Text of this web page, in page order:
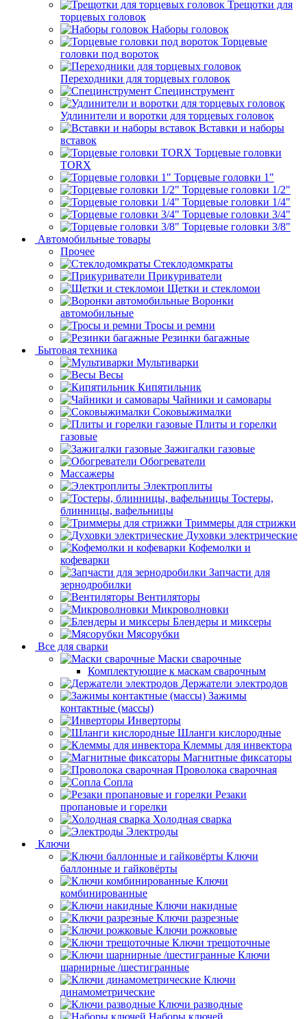
Трещотки для
торцевых головок
Наборы головок
Торцевые
головки под вороток
Переходники для торцевых головок
Специнструмент
Удлинители и воротки для торцевых головок
Вставки и наборы
вставок
Торцевые головки
TORX
Торцевые головки 1"
Торцевые головки 1/2"
Торцевые головки 1/4"
Торцевые головки 3/4"
Торцевые головки 3/8"
Автомобильные товары
Прочее
Стеклодомкраты
Прикуриватели
Щетки и стекломои
Воронки
автомобильные
Тросы и ремни
Резинки багажные
Бытовая техника
Мультиварки
Весы
Кипятильник
Чайники и самовары
Соковыжималки
Плиты и горелки
газовые
Зажигалки газовые
Обогреватели
Массажеры
Электроплиты
Тостеры,
блинницы, вафельницы
Триммеры для стрижки
Духовки электрические
Кофемолки и
кофеварки
Запчасти для
зернодробилки
Вентиляторы
Микроволновки
Блендеры и миксеры
Мясорубки
Все для сварки
Маски сварочные
Комплектующие к маскам сварочным
Держатели электродов
Зажимы
контактные (массы)
Инверторы
Шланги кислородные
Клеммы для инвектора
Магнитные фиксаторы
Проволока сварочная
Сопла
Резаки
пропановые и горелки
Холодная сварка
Электроды
Ключи
Ключи
баллонные и гайковёрты
Ключи
комбинированные
Ключи накидные
Ключи разрезные
Ключи рожковые
Ключи трещоточные
Ключи
шарнирные /шестигранные
Ключи
динамометрические
Ключи разводные
Наборы ключей